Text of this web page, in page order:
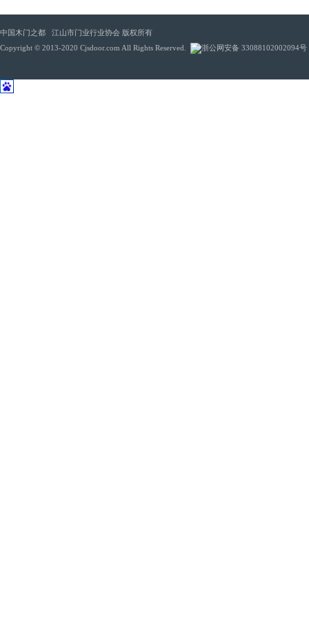
中国木门之都 江山市门业行业协会 版权所有
Copyright © 2013-2020 Cjsdoor.com All Rights Reserved.
浙公网安备 33088102002094号